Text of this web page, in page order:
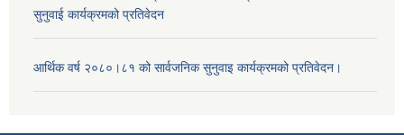
सुनुवाई कार्यक्रमको प्रतिवेदन
आर्थिक वर्ष २०८०।८१ को सार्वजनिक सुनुवाइ कार्यक्रमको प्रतिवेदन।